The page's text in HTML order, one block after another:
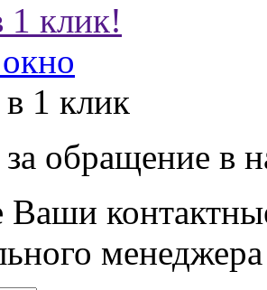
1 клик!
1 клик
обращение в
Ваши